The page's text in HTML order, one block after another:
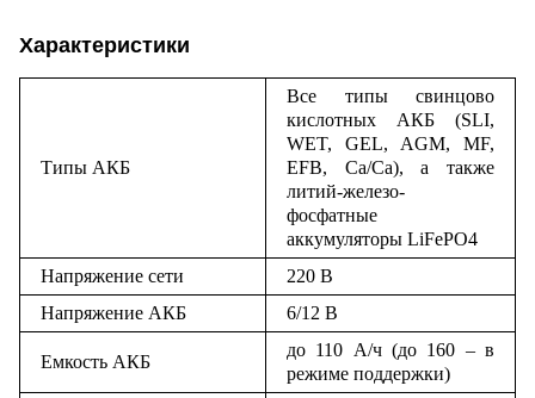
Характеристики
Типы АКБ
Все типы свинцово
кислотных АКБ (SLI,
WET, GEL, AGM, MF,
EFB, Ca/Ca), а также
литий-железо-
фосфатные
аккумуляторы LiFePO4
Напряжение сети
220 В
Напряжение АКБ
6/12 В
Емкость АКБ
до 110 А/ч (до 160 – в
режиме поддержки)